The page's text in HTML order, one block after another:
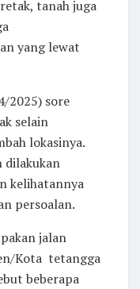
tanah juga
yang lewat
2025) sore
selain
lokasinya.
dilakukan
kelihatannya
persoalan.
jalan
Kota tetangga
beberapa